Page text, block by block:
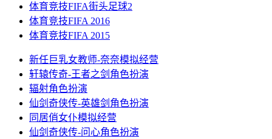
体育竞技FIFA街头足球2
体育竞技FIFA 2016
体育竞技FIFA 2015
新任巨乳女教师-奈奈模拟经营
轩辕传奇-王者之剑 角色扮演
辐射角色扮演
仙剑奇侠传-英雄剑 角色扮演
同居俏女仆模拟经营
仙剑奇侠传-问心角色扮演